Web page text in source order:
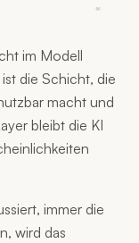
im Modell
ist die Schicht, die
macht und
bleibt die KI
immer die
wird das